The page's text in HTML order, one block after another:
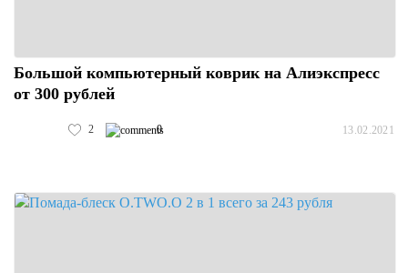
Большой компьютерный коврик на Алиэкспресс
от 300 рублей
2 0 13.02.2021